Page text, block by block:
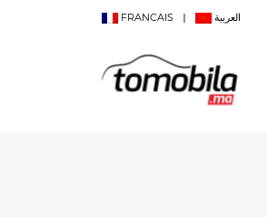
FRANCAIS العربية